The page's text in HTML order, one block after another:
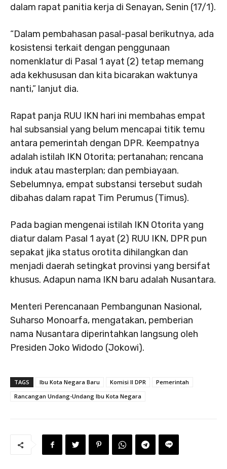
dalam rapat panitia kerja di Senayan, Senin (17/1).
“Dalam pembahasan pasal-pasal berikutnya, ada
kosistensi terkait dengan penggunaan
nomenklatur di Pasal 1 ayat (2) tetap memang
ada kekhususan dan kita bicarakan waktunya
nanti,” lanjut dia.
Rapat panja RUU IKN hari ini membahas empat
hal subsansial yang belum mencapai titik temu
antara pemerintah dengan DPR. Keempatnya
adalah istilah IKN Otorita; pertanahan; rencana
induk atau masterplan; dan pembiayaan.
Sebelumnya, empat substansi tersebut sudah
dibahas dalam rapat Tim Perumus (Timus).
Pada bagian mengenai istilah IKN Otorita yang
diatur dalam Pasal 1 ayat (2) RUU IKN, DPR pun
sepakat jika status orotita dihilangkan dan
menjadi daerah setingkat provinsi yang bersifat
khusus. Adapun nama IKN baru adalah Nusantara.
Menteri Perencanaan Pembangunan Nasional,
Suharso Monoarfa, mengatakan, pemberian
nama Nusantara diperintahkan langsung oleh
Presiden Joko Widodo (Jokowi).
TAGS Ibu Kota Negara Baru Komisi II DPR
Pemerintah
Rancangan Undang-Undang Ibu Kota Negara